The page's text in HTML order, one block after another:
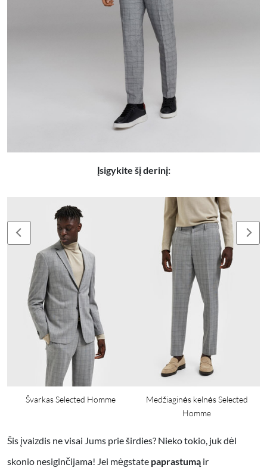
Įsigykite šį derinį:
Švarkas Selected Homme
Medžiaginės kelnės Selected
Homme
Šis įvaizdis ne visai Jums prie širdies? Nieko tokio, juk dėl
skonio nesiginčijama! Jei mėgstate paprastumą ir